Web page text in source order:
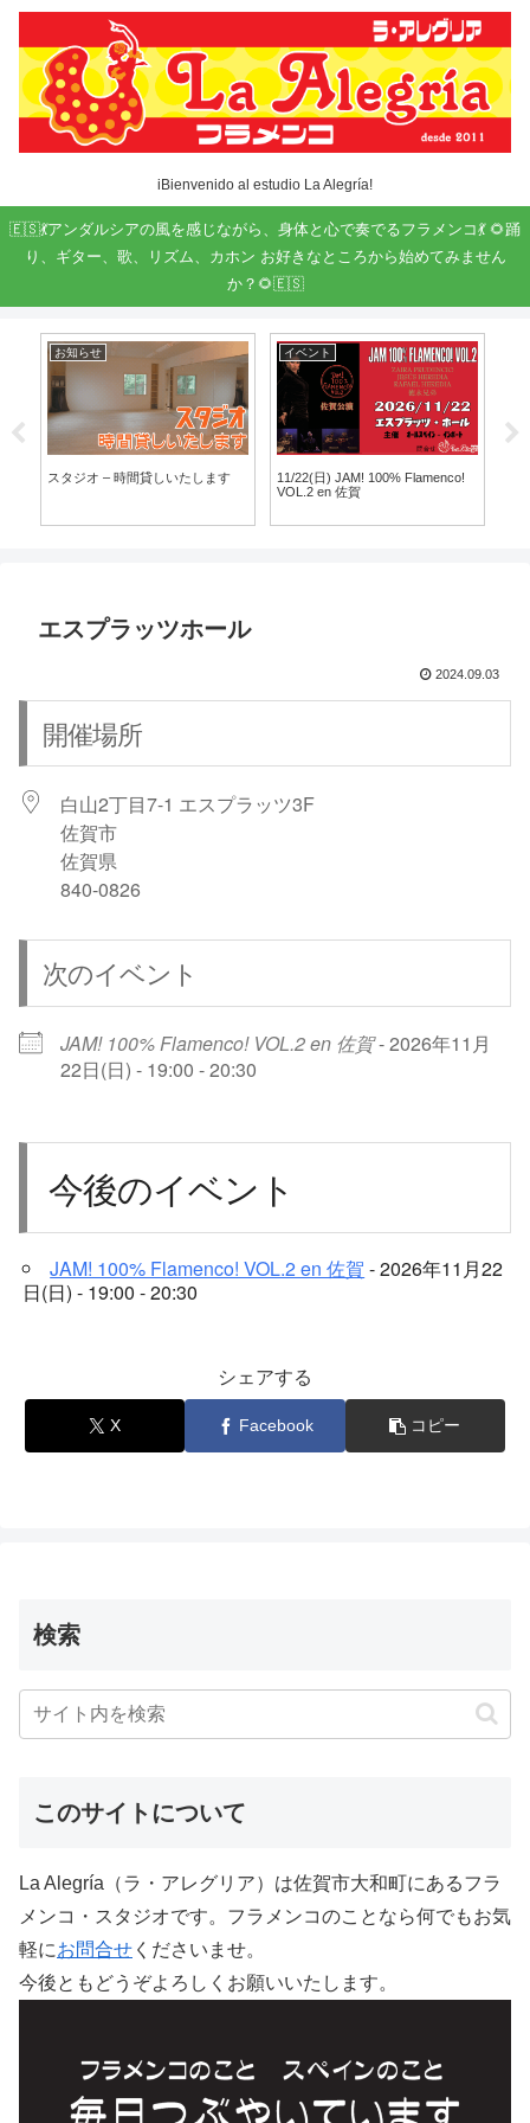
iBienvenido al estudio La Alegría!
🇪🇸💃アンダルシアの風を感じながら、身体と心で奏でるフラメンコ💃 🌻踊
り、ギター、歌、リズム、カホン お好きなところから始めてみません
か？🌻🇪🇸
お知らせ
スタジオ – 時間貸しいたします
イベント
11/22(日) JAM! 100% Flamenco!
VOL.2 en 佐賀
エスプラッツホール
2024.09.03
開催場所
白山2丁目7-1 エスプラッツ3F
佐賀市
佐賀県
840-0826
次のイベント
JAM! 100% Flamenco! VOL.2 en 佐賀- 2026年11月
22日(日) - 19:00 - 20:30
今後のイベント
JAM! 100% Flamenco! VOL.2 en 佐賀 - 2026年11月22
日(日) - 19:00 - 20:30
シェアする
X Facebook コピー
検索
このサイトについて
La Alegría（ラ・アレグリア）は佐賀市大和町にあるフラ
メンコ・スタジオです。フラメンコのことなら何でもお気
軽にお問合せ くださいませ。
今後ともどうぞよろしくお願いいたします。